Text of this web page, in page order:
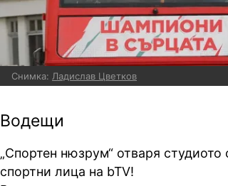
Снимка: Ладислав Цветков
Водещи
„Спортен нюзрум“ отваря
спортни лица на bTV!